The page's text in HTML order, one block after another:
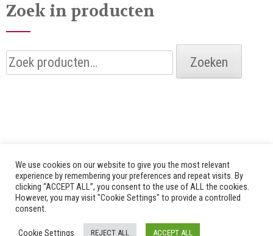
Zoek in producten
Zoeken
naar:
Zoeken
© 2026 Alle rechten voorbehouden door Bredenhof |
We use cookies on our website to give you the most relevant
experience by remembering your preferences and repeat visits. By
clicking “ACCEPT ALL”, you consent to the use of ALL the cookies.
However, you may visit "Cookie Settings" to provide a controlled
consent.
Cookie Settings REJECT ALL ACCEPT ALL